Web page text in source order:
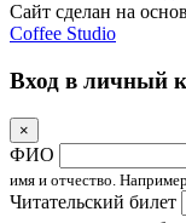
Сайт сделан на
Coffee Studio
Вход в личный
×
ФИО
имя и отчество.
Читательский билет